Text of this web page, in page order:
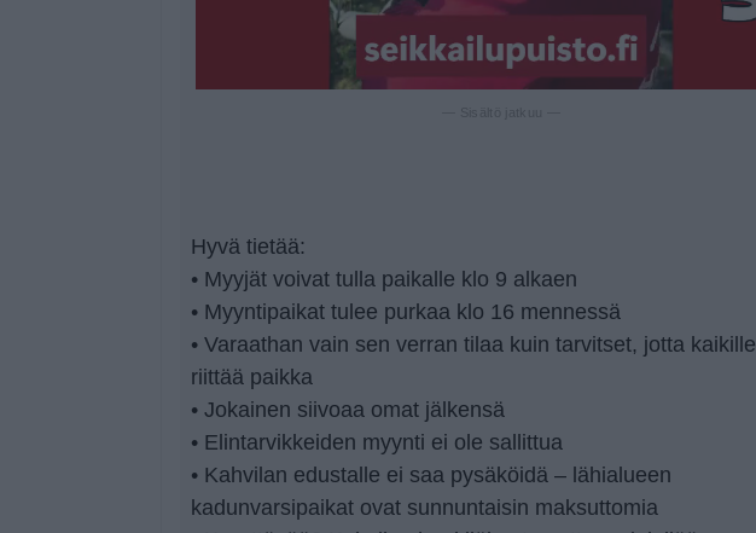
Hyvä tietää:
• Myyjät voivat tulla paikalle klo 9 alkaen
• Myyntipaikat tulee purkaa klo 16 mennessä
• Varaathan vain sen verran tilaa kuin tarvitset, jotta kaikille
riittää paikka
• Jokainen siivoaa omat jälkensä
• Elintarvikkeiden myynti ei ole sallittua
• Kahvilan edustalle ei saa pysäköidä – lähialueen
kadunvarsipaikat ovat sunnuntaisin maksuttomia